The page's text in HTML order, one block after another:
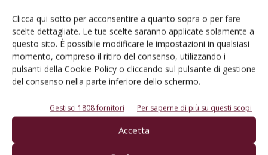
Clicca qui sotto per acconsentire a quanto sopra o per fare
scelte dettagliate. Le tue scelte saranno applicate solamente a
questo sito. È possibile modificare le impostazioni in qualsiasi
momento, compreso il ritiro del consenso, utilizzando i
pulsanti della Cookie Policy o cliccando sul pulsante di gestione
del consenso nella parte inferiore dello schermo.
Gestisci 1808 fornitori Per saperne di più su questi scopi
Accetta
VIGNETO
Robot in vigneto, il futuro è adesso
Di Adriano Del Fabro 17 Luglio 2022